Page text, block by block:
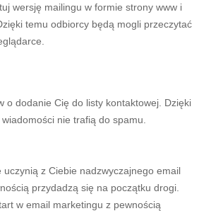
wersję mailingu w formie strony www i
temu odbiorcy będą mogli przeczytać
o dodanie Cię do listy kontaktowej. Dzięki
nie trafią do spamu.
uczynią z Ciebie nadzwyczajnego email
przydadzą się na początku drogi.
w email marketingu z pewnością